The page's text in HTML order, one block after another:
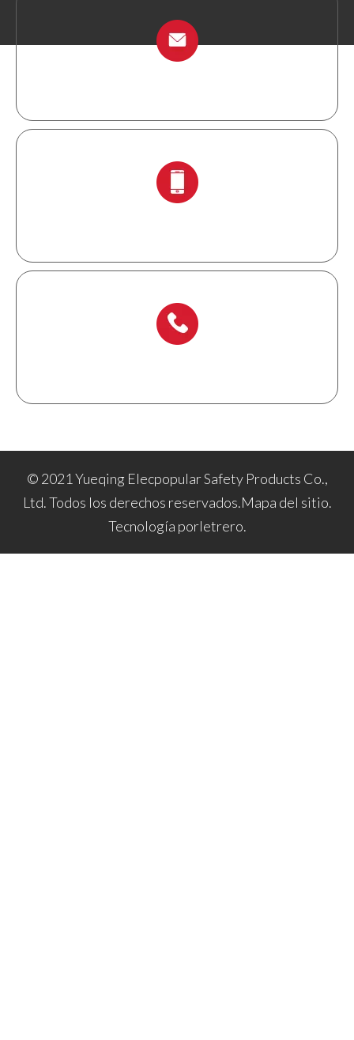
© 2021 Yueqing Elecpopular Safety Products Co.,
Ltd. Todos los derechos reservados.Mapa del sitio.
Tecnología porletrero.